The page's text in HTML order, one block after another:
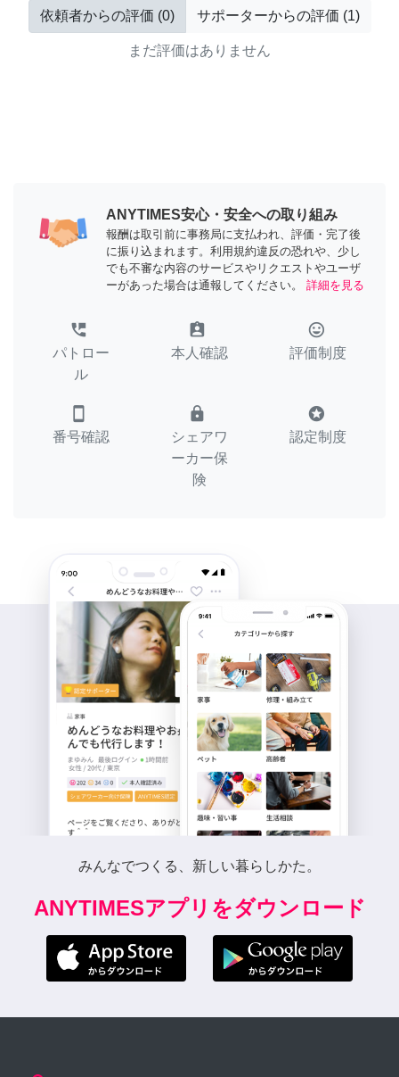
依頼者からの評価 (0) サポーターからの評価 (1)
まだ評価はありません
ANYTIMES安心・安全への取り組み
報酬は取引前に事務局に支払われ、評価・完了後
に振り込まれます。利用規約違反の恐れや、少し
でも不審な内容のサービスやリクエストやユーザ
ーがあった場合は通報してください。
詳細を見る
perm_phone_msg
パトロー
ル
assignment_ind
本人確認
tag_faces
評価制度
smartphone
番号確認
lock
シェアワ
ーカー保
険
stars
認定制度
みんなでつくる、新しい暮らしかた。
ANYTIMESアプリをダウンロード